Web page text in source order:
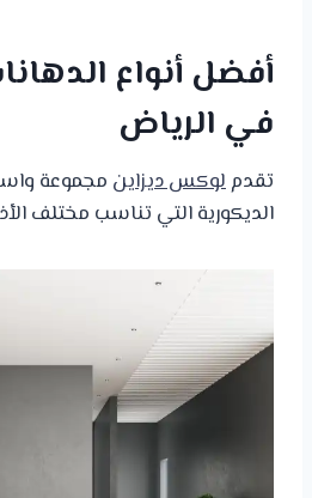
أفضل أنواع
في الرياض
تقدملوكس ديزاين مجموعة
الديكورية التي تناسب مختلف